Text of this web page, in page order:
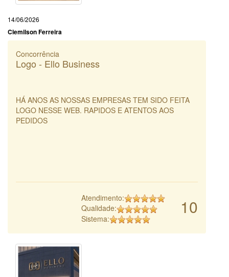
14/06/2026
Clemilson Ferreira
Concorrência
Logo - Ello Business
HÁ ANOS AS NOSSAS EMPRESAS TEM SIDO FEITA
LOGO NESSE WEB. RAPIDOS E ATENTOS AOS
PEDIDOS
10
Atendimento:
Qualidade:
Sistema: